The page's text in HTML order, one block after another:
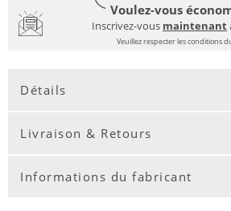
Voulez-vous
Inscrivez-vous maintenant
Veuillez respecter les conditions
Détails
Livraison & Retours
Informations du fabricant